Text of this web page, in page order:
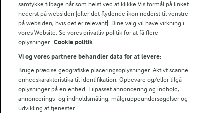
Følg
© 2026 Arla Foods
Vælg en anden cookies
samtykke tilbage når som helst ved at klikke Vis formål på linket
nederst på websiden [eller det flydende ikon nederst til venstre
på websiden, hvis det er relevant]. Dine valg vil have virkning i
vores Website. Se vores privatliv politik for at få flere
oplysninger. Cookie politik
Vi og vores partnere behandler data for at levere:
Bruge præcise geografiske placeringsoplysninger. Aktivt scanne
enhedskarakteristika til identifikation. Opbevare og/eller tilgå
oplysninger på en enhed. Tilpasset annoncering og indhold,
annoncerings- og indholdsmåling, målgruppeundersøgelser og
udvikling af tjenester.